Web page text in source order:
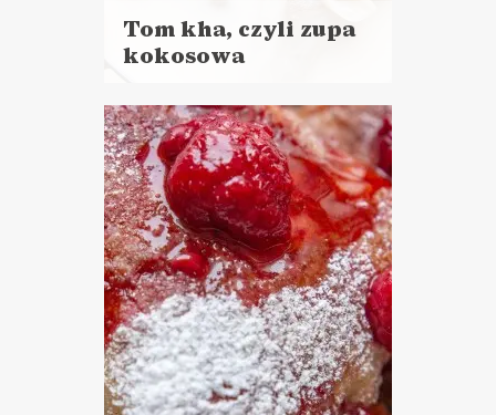
Tom kha, czyli zupa
kokosowa
więcej
Czas przygotowania:
do 30 minut
DANIA GŁÓWNE ZUPY